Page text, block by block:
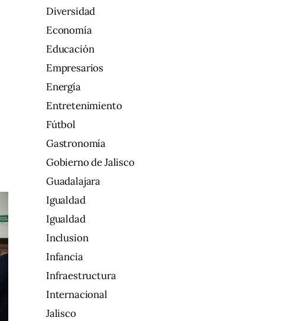
Diversidad
Economía
Educación
Empresarios
Energía
Entretenimiento
Fútbol
Gastronomía
Gobierno de Jalisco
Guadalajara
Igualdad
Igualdad
Inclusion
Infancia
Infraestructura
Internacional
Jalisco